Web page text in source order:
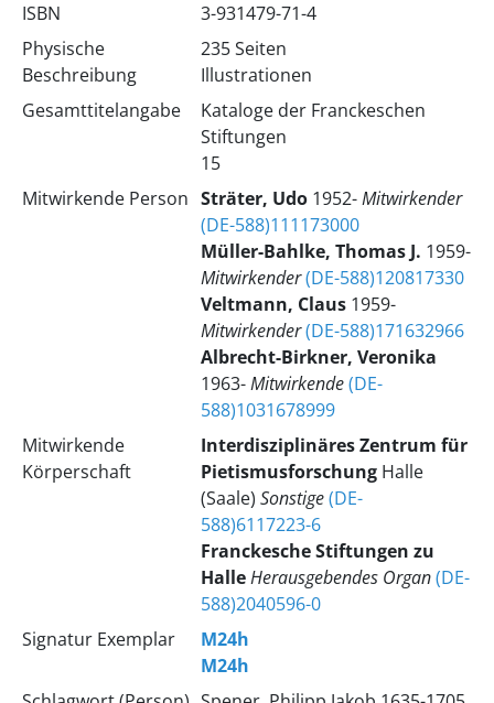
ISBN
3-931479-71-4
Physische
Beschreibung
235 Seiten
Illustrationen
Gesamttitelangabe
Kataloge der Franckeschen
Stiftungen
15
Mitwirkende Person Sträter, Udo 1952-Mitwirkender
(DE-588)111173000
Müller-Bahlke, Thomas J. 1959-
Mitwirkender(DE-588)120817330
Veltmann, Claus 1959-
Mitwirkender(DE-588)171632966
Albrecht-Birkner, Veronika
1963-Mitwirkende(DE-
588)1031678999
Mitwirkende
Körperschaft
Interdisziplinäres Zentrum für
Pietismusforschung Halle
(Saale) Sonstige(DE-
588)6117223-6
Franckesche Stiftungen zu
HalleHerausgebendes Organ(DE-
588)2040596-0
Signatur Exemplar
M24h
M24h